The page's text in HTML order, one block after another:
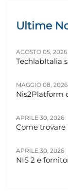
Ultime
AGOSTO 05, 2026
TechlabItalia
MAGGIO 08, 2026
Nis2Platform
APRILE 30, 2026
Come trovare
APRILE 30, 2026
NIS 2 e